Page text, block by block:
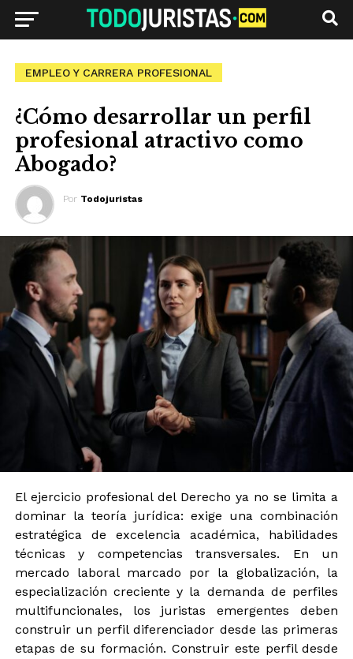
EMPLEO Y CARRERA PROFESIONAL
¿Cómo desarrollar un perfil
profesional atractivo como
Abogado?
Por Todojuristas
El ejercicio profesional del Derecho ya no se limita a
dominar la teoría jurídica: exige una combinación
estratégica de excelencia académica, habilidades
técnicas y competencias transversales. En un
mercado laboral marcado por la globalización, la
especialización creciente y la demanda de perfiles
multifuncionales, los juristas emergentes deben
construir un perfil diferenciador desde las primeras
etapas de su formación. Construir este perfil desde